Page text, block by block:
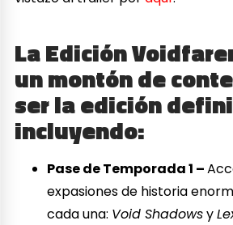
La Edición
un montón de
ser la edición
incluyendo:
Pase de Temporada 1 –
expasiones de historia
cada una: Void Shadowsy